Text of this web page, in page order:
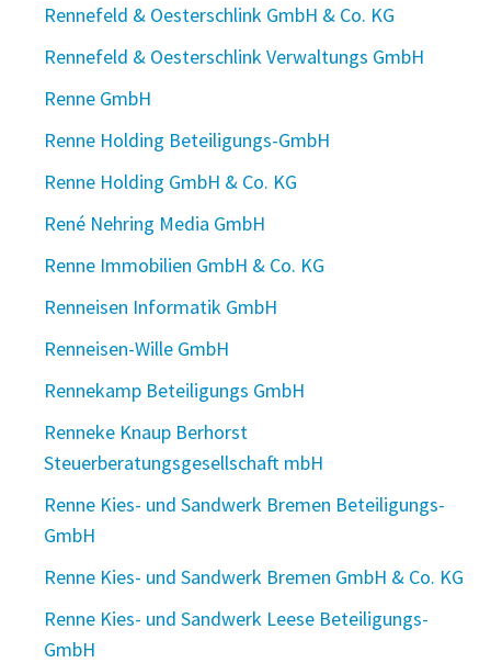
Rennefeld & Oesterschlink GmbH & Co. KG
Rennefeld & Oesterschlink Verwaltungs GmbH
Renne GmbH
Renne Holding Beteiligungs-GmbH
Renne Holding GmbH & Co. KG
René Nehring Media GmbH
Renne Immobilien GmbH & Co. KG
Renneisen Informatik GmbH
Renneisen-Wille GmbH
Rennekamp Beteiligungs GmbH
Renneke Knaup Berhorst
Steuerberatungsgesellschaft mbH
Renne Kies- und Sandwerk Bremen Beteiligungs-
GmbH
Renne Kies- und Sandwerk Bremen GmbH & Co. KG
Renne Kies- und Sandwerk Leese Beteiligungs-
GmbH